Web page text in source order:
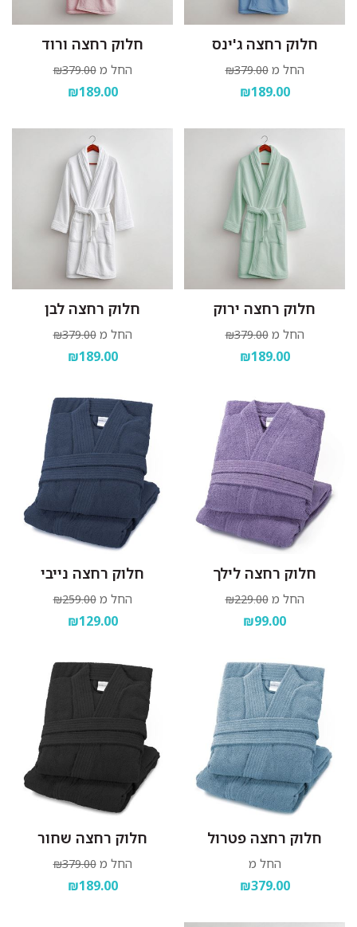
חלוק רחצה ג'ינס
החל מ ₪379.00
₪189.00
חלוק רחצה ורוד
החל מ ₪379.00
₪189.00
חלוק רחצה ירוק
החל מ ₪379.00
₪189.00
חלוק רחצה לבן
החל מ ₪379.00
₪189.00
חלוק רחצה לילך
החל מ ₪229.00
₪99.00
חלוק רחצה נייבי
החל מ ₪259.00
₪129.00
חלוק רחצה פטרול
החל מ
₪379.00
חלוק רחצה שחור
החל מ ₪379.00
₪189.00